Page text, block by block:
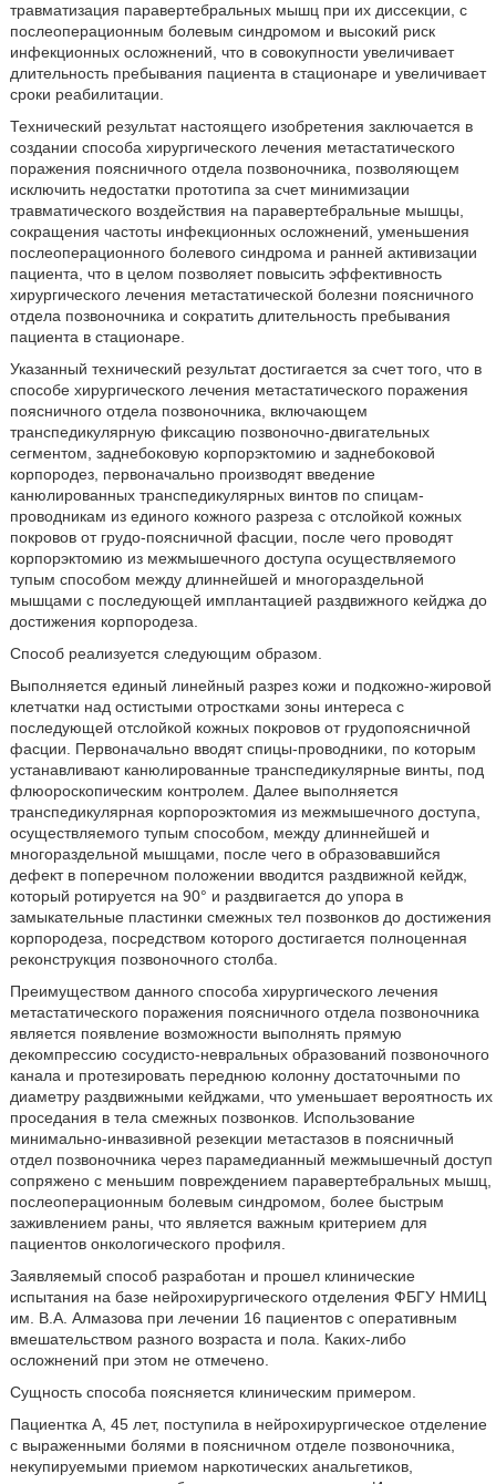
травматизация паравертебральных мышц при их диссекции, с
послеоперационным болевым синдромом и высокий риск
инфекционных осложнений, что в совокупности увеличивает
длительность пребывания пациента в стационаре и увеличивает
сроки реабилитации.
Технический результат настоящего изобретения заключается в
создании способа хирургического лечения метастатического
поражения поясничного отдела позвоночника, позволяющем
исключить недостатки прототипа за счет минимизации
травматического воздействия на паравертебральные мышцы,
сокращения частоты инфекционных осложнений, уменьшения
послеоперационного болевого синдрома и ранней активизации
пациента, что в целом позволяет повысить эффективность
хирургического лечения метастатической болезни поясничного
отдела позвоночника и сократить длительность пребывания
пациента в стационаре.
Указанный технический результат достигается за счет того, что в
способе хирургического лечения метастатического поражения
поясничного отдела позвоночника, включающем
транспедикулярную фиксацию позвоночно-двигательных
сегментом, заднебоковую корпорэктомию и заднебоковой
корпородез, первоначально производят введение
канюлированных транспедикулярных винтов по спицам-
проводникам из единого кожного разреза с отслойкой кожных
покровов от грудо-поясничной фасции, после чего проводят
корпорэктомию из межмышечного доступа осуществляемого
тупым способом между длиннейшей и многораздельной
мышцами с последующей имплантацией раздвижного кейджа до
достижения корпородеза.
Способ реализуется следующим образом.
Выполняется единый линейный разрез кожи и подкожно-жировой
клетчатки над остистыми отростками зоны интереса с
последующей отслойкой кожных покровов от грудопоясничной
фасции. Первоначально вводят спицы-проводники, по которым
устанавливают канюлированные транспедикулярные винты, под
флюороскопическим контролем. Далее выполняется
транспедикулярная корпороэктомия из межмышечного доступа,
осуществляемого тупым способом, между длиннейшей и
многораздельной мышцами, после чего в образовавшийся
дефект в поперечном положении вводится раздвижной кейдж,
который ротируется на 90° и раздвигается до упора в
замыкательные пластинки смежных тел позвонков до достижения
корпородеза, посредством которого достигается полноценная
реконструкция позвоночного столба.
Преимуществом данного способа хирургического лечения
метастатического поражения поясничного отдела позвоночника
является появление возможности выполнять прямую
декомпрессию сосудисто-невральных образований позвоночного
канала и протезировать переднюю колонну достаточными по
диаметру раздвижными кейджами, что уменьшает вероятность их
проседания в тела смежных позвонков. Использование
минимально-инвазивной резекции метастазов в поясничный
отдел позвоночника через парамедианный межмышечный доступ
сопряжено с меньшим повреждением паравертебральных мышц,
послеоперационным болевым синдромом, более быстрым
заживлением раны, что является важным критерием для
пациентов онкологического профиля.
Заявляемый способ разработан и прошел клинические
испытания на базе нейрохирургического отделения ФБГУ НМИЦ
им. В.А. Алмазова при лечении 16 пациентов с оперативным
вмешательством разного возраста и пола. Каких-либо
осложнений при этом не отмечено.
Сущность способа поясняется клиническим примером.
Пациентка А, 45 лет, поступила в нейрохирургическое отделение
с выраженными болями в поясничном отделе позвоночника,
некупируемыми приемом наркотических анальгетиков,